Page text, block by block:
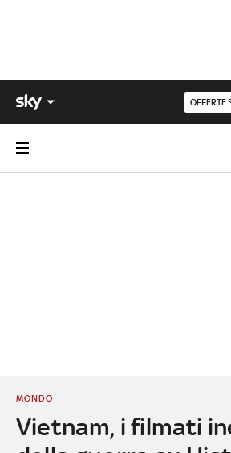
OFFERTE
Vietnam, i filmati
MONDO